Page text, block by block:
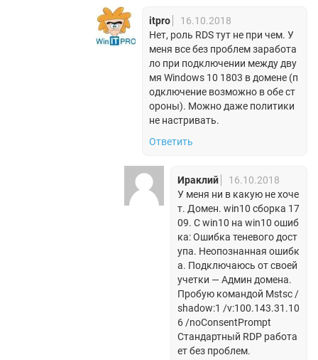
itpro
16.10.2018
Нет, роль RDS тут не при чем. У
меня все без проблем заработа
ло при подключении между дву
мя Windows 10 1803 в домене (п
одключение возможно в обе ст
ороны). Можно даже политики
не настривать.
Ответить
Ираклий
16.10.2018
У меня ни в какую не хоче
т. Домен. win10 сборка 17
09. С win10 на win10 ошиб
ка: Ошибка теневого дост
упа. Неопознанная ошибк
а. Подключаюсь от своей
учетки — Админ домена.
Пробую командой Mstsc /
shadow:1 /v:100.143.31.10
6 /noConsentPrompt
Стандартный RDP работа
ет без проблем.